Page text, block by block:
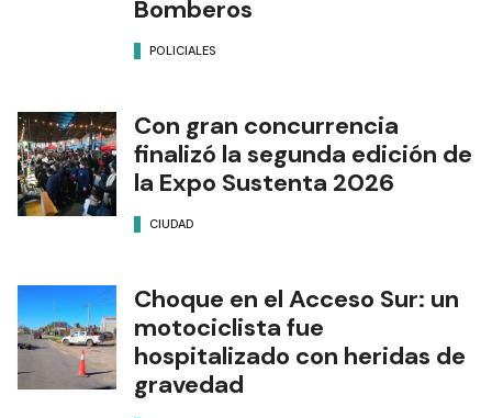
Bomberos
POLICIALES
Con gran concurrencia
finalizó la segunda edición de
la Expo Sustenta 2026
CIUDAD
Choque en el Acceso Sur: un
motociclista fue
hospitalizado con heridas de
gravedad